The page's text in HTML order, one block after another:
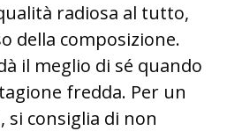
radiosa al tutto,
della composizione.
il meglio di sé quando
fredda. Per un
si consiglia di non